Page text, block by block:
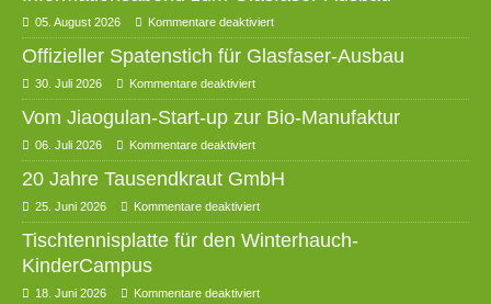
05. August 2026 Kommentare deaktiviert
Offizieller Spatenstich für Glasfaser-Ausbau
30. Juli 2026 Kommentare deaktiviert
Vom Jiaogulan-Start-up zur Bio-Manufaktur
06. Juli 2026 Kommentare deaktiviert
20 Jahre Tausendkraut GmbH
25. Juni 2026 Kommentare deaktiviert
Tischtennisplatte für den Winterhauch-
KinderCampus
18. Juni 2026 Kommentare deaktiviert